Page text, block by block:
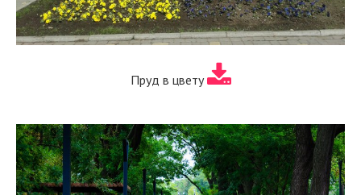
Пруд в цвету